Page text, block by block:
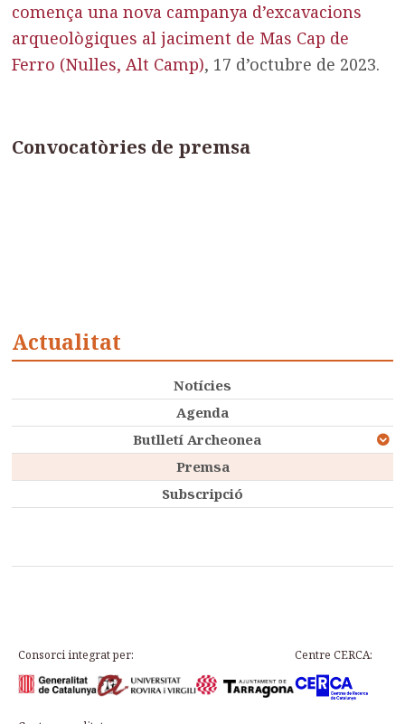
comença una nova campanya d’excavacions
arqueològiques al jaciment de Mas Cap de
Ferro (Nulles, Alt Camp), 17 d’octubre de 2023.
Convocatòries de premsa
Actualitat
Notícies
Agenda
Butlletí Archeonea
Premsa
Subscripció
Consorci integrat per: Centre CERCA: